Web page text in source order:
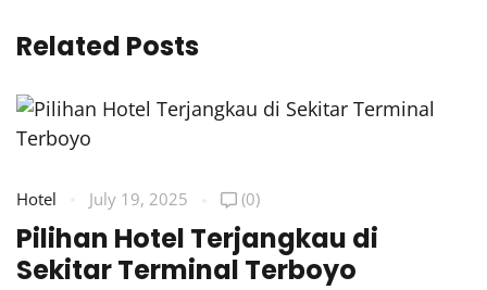
Related Posts
Hotel July 19, 2025 (0)
Pilihan Hotel Terjangkau di
Sekitar Terminal Terboyo